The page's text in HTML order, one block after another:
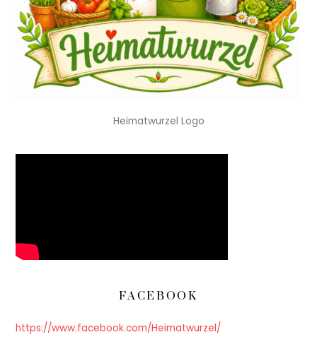
Heimatwurzel Logo
FACEBOOK
https://www.facebook.com/Heimatwurzel/